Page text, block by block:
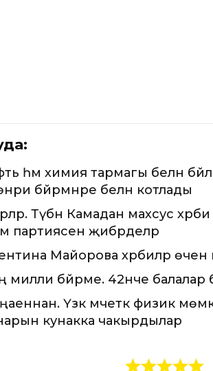
һәм химия тармагы белән
бәйрәмнәре белән котлады
Түбән Камадан махсус
партиясен җибәрделәр
Майорова хәрбиләр өчен
милли бәйрәме. 42нче балалар
Үзәк мәчеткә физик
кунакка чакырдылар